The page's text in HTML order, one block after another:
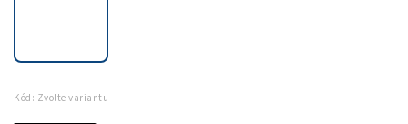
Kód: Zvolte variantu